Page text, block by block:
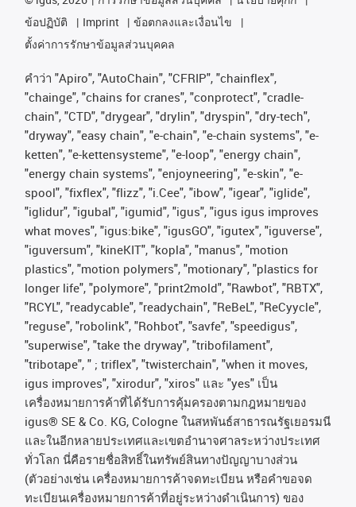
ข้อปฏิบัติ
Imprint
ข้อตกลงและเงื่อนไข
ตั้งค่าการรักษาข้อมูลส่วนบุคคล
คําว่า "Apiro", "AutoChain", "CFRIP", "chainflex",
"chainge", "chains for cranes", "conprotect", "cradle-
chain", "CTD", "drygear", "drylin", "dryspin", "dry-tech",
"dryway", "easy chain", "e-chain", "e-chain systems", "e-
ketten", "e-kettensysteme", "e-loop", "energy chain",
"energy chain systems", "enjoyneering", "e-skin", "e-
spool", "fixflex", "flizz", "i.Cee", "ibow", "igear", "iglide",
"iglidur", "igubal", "igumid", "igus", "igus igus improves
what moves", "igus:bike", "igusGO", "igutex", "iguverse",
"iguversum", "kineKIT", "kopla", "manus", "motion
plastics", "motion polymers", "motionary", "plastics for
longer life", "polymore", "print2mold", "Rawbot", "RBTX",
"RCYL", "readycable", "readychain", "ReBeL", "ReCyycle",
"reguse", "robolink", "Rohbot", "savfe", "speedigus",
"superwise", "take the dryway", "tribofilament",
"tribotape", " ; triflex", "twisterchain", "when it moves,
igus improves", "xirodur", "xiros" และ "yes" เป็น
เครื่องหมายการค้าที่ได้รับการคุ้มครองตามกฎหมายของ
igus® SE & Co. KG, Cologne ในสหพันธ์สาธารณรัฐเยอรมนี
และในอีกหลายประเทศและเขตอํานาจศาลระหว่างประเทศ
ทั่วโลก นี่คือรายชื่อสิทธิ์ในทรัพย์สินทางปัญญาบางส่วน
(ตัวอย่างเช่น เครื่องหมายการค้าจดทะเบียน หรือคำขอจด
ทะเบียนเครื่องหมายการค้าที่อยู่ระหว่างดำเนินการ) ของ